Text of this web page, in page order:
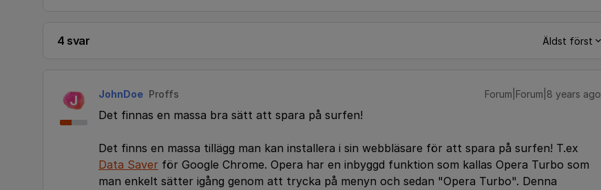
4 svar Äldst först
J JohnDoe Proffs Forum|Forum|8 years ago
Det finnas en massa bra sätt att spara på surfen!
Det finns en massa tillägg man kan installera i sin webbläsare för att spara på surfen! T.ex
Data Saver för Google Chrome. Opera har en inbyggd funktion som kallas Opera Turbo som
man enkelt sätter igång genom att trycka på menyn och sedan "Opera Turbo". Denna